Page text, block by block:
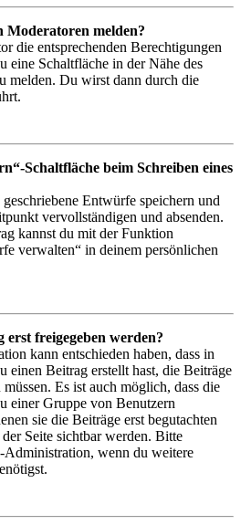
Moderatoren melden?
die entsprechenden Berechtigungen
eine Schaltfläche in der Nähe des
melden. Du wirst dann durch die
Schaltfläche beim Schreiben eines
Entwürfe speichern und
vervollständigen und absenden.
kannst du mit der Funktion
verwalten“ in deinem persönlichen
freigegeben werden?
kann entschieden haben, dass in
einen Beitrag erstellt hast, die Beiträge
Es ist auch möglich, dass die
einer Gruppe von Benutzern
sie die Beiträge erst begutachten
Seite sichtbar werden. Bitte
Administration, wenn du weitere